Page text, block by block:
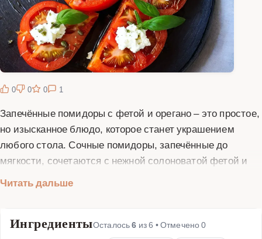
0 0 0 1
Запечённые помидоры с фетой и орегано – это простое,
но изысканное блюдо, которое станет украшением
любого стола. Сочные помидоры, запечённые до
мягкости, сочетаются с нежной солоноватой фетой и
блюдо можно подавать как самостоятельную закуску,
Приготовление не требует много времени и усилий, но
Читать дальше
ИнгредиентыОсталось6 из6 • Отмечено0